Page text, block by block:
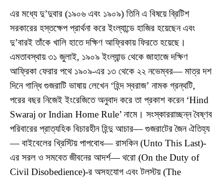
এর মধ্যে দু’দুবার (১৯০৬ এবং ১৯০৯) তিনি এ বিষয়ে ব্রিটিশ
সরকারের হস্তক্ষেপ প্রার্থনা করে ইংল্যান্ডে হাজির হয়েছেন এবং
দু’বারই তাঁকে খালি হাতে দক্ষিণ আফ্রিকায় ফিরতে হয়েছে।
এমতাবস্থায় ৩১ জুলাই, ১৯০৯ ইংল্যান্ড থেকে জাহাজে দক্ষিণ
আফ্রিকা ফেরার পথে ১৯০৯-এর ১৩ থেকে ২২ নভেম্বর— মাত্র দশ
দিনে গান্ধি গুজরাটি ভাষায় লেখেন ‘হিন্দ স্বরাজ’ নামক গ্রন্থটি,
পরের বছর নিজেই ইংরেজিতে অনুবাদ করে তা প্রকাশ করেন ‘Hind
Swaraj or Indian Home Rule’ নামে। সংস্কাররাচ্ছন্ন বৈষ্ণব
পরিবারের প্রাত্যহিক বিচারহীন হিন্দু আচার— গুজরাটের জৈন ঐতিহ্য
— বাইবেলের খ্রিস্টিয় পাপবোধ— রাসকিন (Unto This Last)-
এর সরল ও সমবেত জীবনের আদর্শ— থরো (On the Duty of
Civil Disobedience)-র অসহযোগ এবং টলস্টয় (The